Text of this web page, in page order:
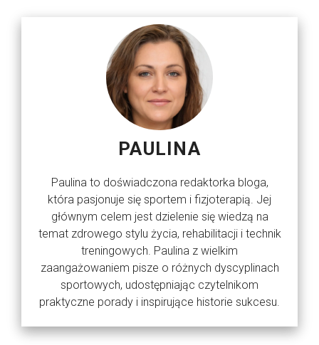
PAULINA
Paulina to doświadczona redaktorka bloga,
która pasjonuje się sportem i fizjoterapią. Jej
głównym celem jest dzielenie się wiedzą na
temat zdrowego stylu życia, rehabilitacji i technik
treningowych. Paulina z wielkim
zaangażowaniem pisze o różnych dyscyplinach
sportowych, udostępniając czytelnikom
praktyczne porady i inspirujące historie sukcesu.